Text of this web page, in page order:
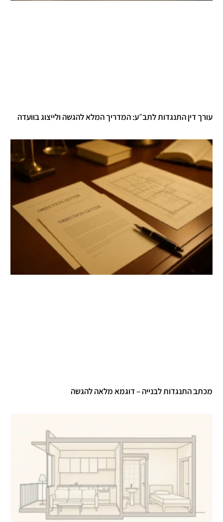
דין התנגדות לתב״ע: המדריך המלא להגשה ולייצוג בוועדה
התנגדות לבנייה – דוגמא מלאה להגשה